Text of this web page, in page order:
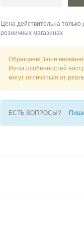
Цена действительна
розничных магазинах
Обращаем Ваше
Из-за особенностей
могут отличаться от
ЕСТЬ ВОПРОСЫ?